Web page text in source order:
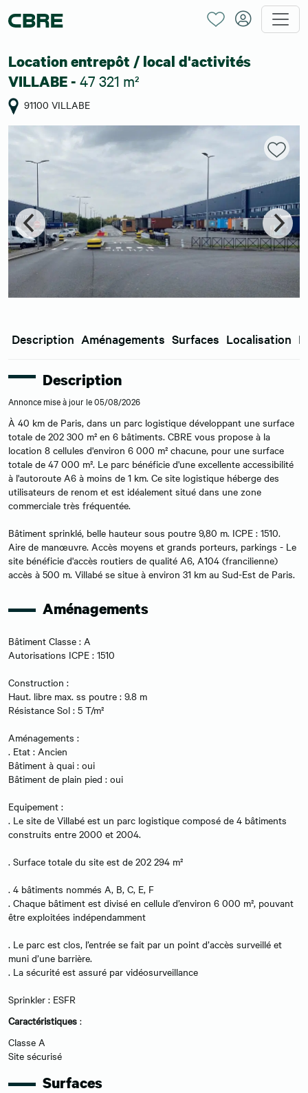
Location entrepôt / local d'activités
VILLABE - 47 321 m²
91100 VILLABE
Description Aménagements Surfaces Localisation
Description
Annonce mise à jour le 05/08/2026
À 40 km de Paris, dans un parc logistique développant une surface
totale de 202 300 m² en 6 bâtiments. CBRE vous propose à la
location 8 cellules d'environ 6 000 m² chacune, pour une surface
totale de 47 000 m². Le parc bénéficie d'une excellente accessibilité
à l'autoroute A6 à moins de 1 km. Ce site logistique héberge des
utilisateurs de renom et est idéalement situé dans une zone
commerciale très fréquentée.
Bâtiment sprinklé, belle hauteur sous poutre 9,80 m. ICPE : 1510.
Aire de manœuvre. Accès moyens et grands porteurs, parkings - Le
site bénéficie d'accès routiers de qualité A6, A104 (francilienne)
accès à 500 m. Villabé se situe à environ 31 km au Sud-Est de Paris.
Aménagements
Bâtiment Classe : A
Autorisations ICPE : 1510
Construction :
Haut. libre max. ss poutre : 9.8 m
Résistance Sol : 5 T/m²
Aménagements :
. Etat : Ancien
Bâtiment à quai : oui
Bâtiment de plain pied : oui
Equipement :
. Le site de Villabé est un parc logistique composé de 4 bâtiments
construits entre 2000 et 2004.
. Surface totale du site est de 202 294 m²
. 4 bâtiments nommés A, B, C, E, F
. Chaque bâtiment est divisé en cellule d’environ 6 000 m², pouvant
être exploitées indépendamment
. Le parc est clos, l’entrée se fait par un point d’accès surveillé et
muni d’une barrière.
. La sécurité est assuré par vidéosurveillance
Sprinkler : ESFR
Caractéristiques :
Classe A
Site sécurisé
Surfaces